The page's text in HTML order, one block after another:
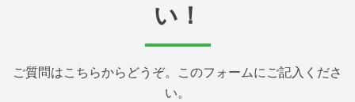
い！
ご質問はこちらからどうぞ。このフォームにご記入くださ
い。